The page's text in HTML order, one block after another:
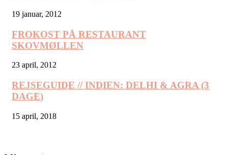
19 januar, 2012
FROKOST PÅ RESTAURANT
SKOVMØLLEN
23 april, 2012
REJSEGUIDE // INDIEN: DELHI & AGRA (3
DAGE)
15 april, 2018